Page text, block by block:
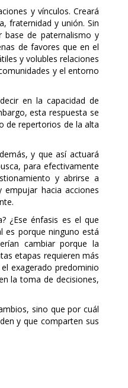
y vínculos. Creará
fraternidad y unión. Sin
base de paternalismo y
de favores que en el
y volubles relaciones
y el entorno
en la capacidad de
esta respuesta se
de repertorios de la alta
y que así actuará
para efectivamente
y abrirse a
hacia acciones
¿Ese énfasis es el que
es porque ninguno está
cambiar porque la
etapas requieren más
exagerado predominio
la toma de decisiones,
sino que por cuál
y que comparten sus